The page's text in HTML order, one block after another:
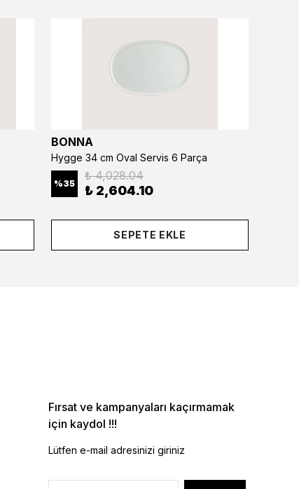
BONNA
Hygge 34 cm Oval Servis 6 Parça
%35
₺ 4,028.04
₺ 2,604.10
SEPETE EKLE
Fırsat ve kampanyaları kaçırmamak
için kaydol !!!
Lütfen e-mail adresinizi giriniz